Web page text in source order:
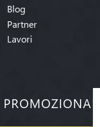
Blog
Partner
Lavori